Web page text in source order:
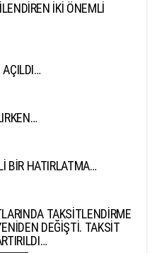
İKİ ÖNEMLİ
AÇILDI…
BİR HATIRLATMA…
TAKSİTLENDİRME
DEĞİŞTİ. TAKSİT